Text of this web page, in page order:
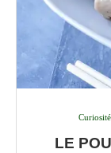
Curiosité
LE